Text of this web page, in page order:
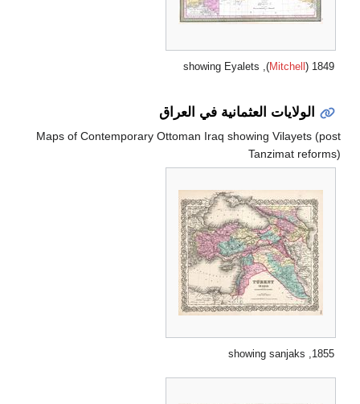
1849 (
Mitchell
), showing Eyalets
الولايات العثمانية في العراق
Maps of Contemporary Ottoman Iraq showing Vilayets (post
Tanzimat reforms)
1855, showing sanjaks